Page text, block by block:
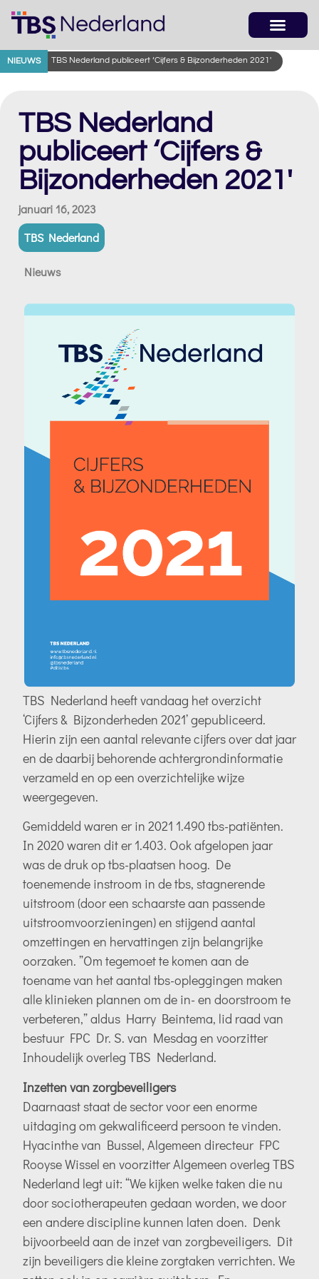
NIEUWS TBS Nederland publiceert ‘Cijfers & Bijzonderheden 2021′
TBS Nederland
publiceert ‘Cijfers &
Bijzonderheden 2021′
januari 16, 2023
TBS Nederland
Nieuws
TBS Nederland heeft vandaag het overzicht
‘Cijfers & Bijzonderheden 2021’ gepubliceerd.
Hierin zijn een aantal relevante cijfers over dat jaar
en de daarbij behorende achtergrondinformatie
verzameld en op een overzichtelijke wijze
weergegeven.
Gemiddeld waren er in 2021 1.490 tbs-patiënten.
In 2020 waren dit er 1.403. Ook afgelopen jaar
was de druk op tbs-plaatsen hoog. De
toenemende instroom in de tbs, stagnerende
uitstroom (door een schaarste aan passende
uitstroomvoorzieningen) en stijgend aantal
omzettingen en hervattingen zijn belangrijke
oorzaken. ”Om tegemoet te komen aan de
toename van het aantal tbs-opleggingen maken
alle klinieken plannen om de in- en doorstroom te
verbeteren,” aldus Harry Beintema, lid raad van
bestuur FPC Dr. S. van Mesdag en voorzitter
Inhoudelijk overleg TBS Nederland.
Inzetten van zorgbeveiligers
Daarnaast staat de sector voor een enorme
uitdaging om gekwalificeerd persoon te vinden.
Hyacinthe van Bussel, Algemeen directeur FPC
Rooyse Wissel en voorzitter Algemeen overleg TBS
Nederland legt uit: “We kijken welke taken die nu
door sociotherapeuten gedaan worden, we door
een andere discipline kunnen laten doen. Denk
bijvoorbeeld aan de inzet van zorgbeveiligers. Dit
zijn beveiligers die kleine zorgtaken verrichten. We